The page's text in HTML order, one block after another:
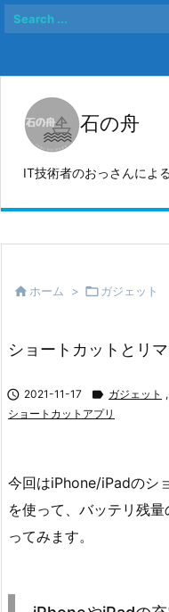
石の舟
IT技術者のおっさんによ
 ホーム >  ガジェット
ショートカットとリ
 2021-11-17  ガジェット ,
ショートカットアプリ
今回はiPhone/iPadのシ
を使って、バッテリ残
ってみます。